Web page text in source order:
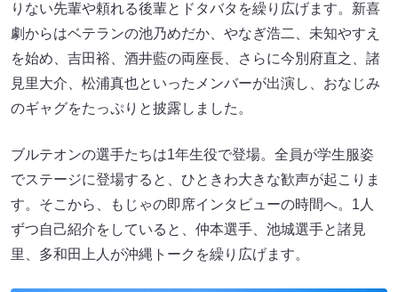
りない先輩や頼れる後輩とドタバタを繰り広げます。新喜
劇からはベテランの池乃めだか、やなぎ浩二、未知やすえ
を始め、吉田裕、酒井藍の両座長、さらに今別府直之、諸
見里大介、松浦真也といったメンバーが出演し、おなじみ
のギャグをたっぷりと披露しました。
ブルテオンの選手たちは1年生役で登場。全員が学生服姿
でステージに登場すると、ひときわ大きな歓声が起こりま
す。そこから、もじゃの即席インタビューの時間へ。1人
ずつ自己紹介をしていると、仲本選手、池城選手と諸見
里、多和田上人が沖縄トークを繰り広げます。